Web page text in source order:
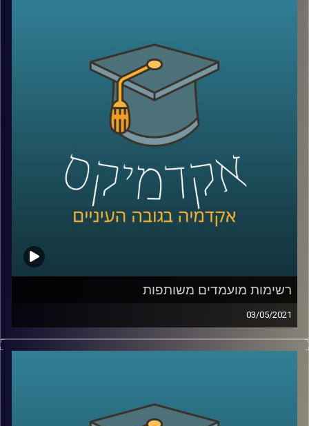
פרופ' עומר מואב מביה"ס טיומקין לכלכלה באוניברסיטת
רייכמן ובאוניברסיטת ווריק באנגליה, בעל בלוג הכלכלה "בעיקר
כלכלה" ומגיש הפודקאסט "עושים חשבון", מסביר איך הגענו
למצב התחבורתי הקיים בישראל, כיצד ניתן לפתור אותו (ולמה
לא עושים את זה), תוך כדי הצגת מושגים ונתונים כלכליים כמו
אגרת גודש ודיון אודות מצב הילודה בישראל והשפעתו על
קרדיט תמונות:AudioVersity
רשימות מועמדים משותפות
03/05/2021
מאז הפעם הראשונה בה תהה על סוגיית איחוד ופירוק רשימות
מועמדים לכנסת כשהיה בן 13 עברו מספר שנים, וממש בימים